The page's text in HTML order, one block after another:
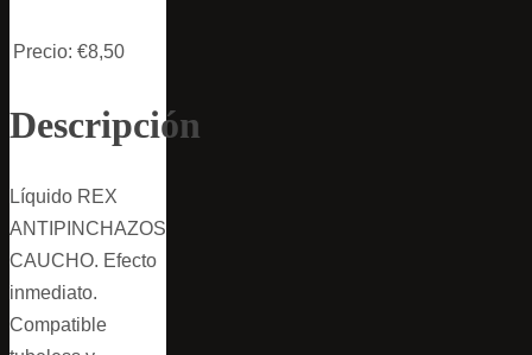
Precio: €8,50
Descripción
Líquido REX
ANTIPINCHAZOS
CAUCHO. Efecto
inmediato.
Compatible